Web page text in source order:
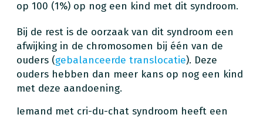
op 100 (1%) op nog een kind met dit syndroom.
Bij de rest is de oorzaak van dit syndroom een
afwijking in de chromosomen bij één van de
ouders (gebalanceerde translocatie). Deze
ouders hebben dan meer kans op nog een kind
met deze aandoening.
Iemand met cri-du-chat syndroom heeft een